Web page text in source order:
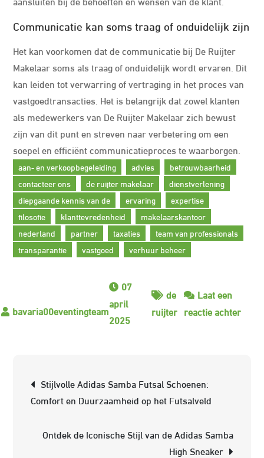
Communicatie kan soms traag of onduidelijk zijn
Het kan voorkomen dat de communicatie bij De Ruijter
Makelaar soms als traag of onduidelijk wordt ervaren. Dit
kan leiden tot verwarring of vertraging in het proces van
vastgoedtransacties. Het is belangrijk dat zowel klanten
als medewerkers van De Ruijter Makelaar zich bewust
zijn van dit punt en streven naar verbetering om een
soepel en efficiënt communicatieproces te waarborgen.
aan- en verkoopbegeleiding advies
betrouwbaarheid
contacteer ons
de ruijter makelaar
dienstverlening
diepgaande kennis van de
ervaring
expertise
filosofie
klanttevredenheid
makelaarskantoor
nederland
partner taxaties
team van professionals
transparantie
vastgoed verhuur beheer
07
april
2025
de
ruijter
Laat een
reactie achterop
Stijlvolle Adidas Samba Futsal Schoenen:
Comfort en Duurzaamheid op het Futsalveld
Ontdek de Iconische Stijl van de Adidas Samba
High Sneaker